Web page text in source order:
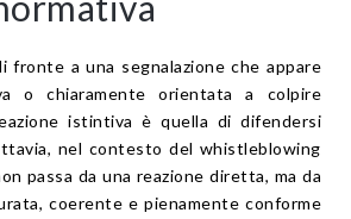
fronte a una segnalazione che appare
o chiaramente orientata a colpire
istintiva è quella di difendersi
nel contesto del whistleblowing
passa da una reazione diretta, ma da
coerente e pienamente conforme